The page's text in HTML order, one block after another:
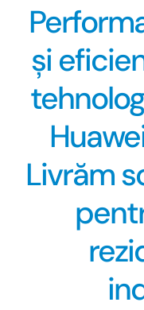
și
Livrăm